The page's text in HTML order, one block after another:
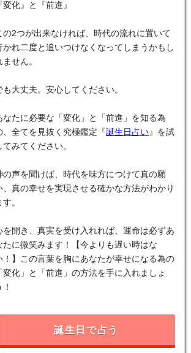
変化』と『前進』
の2つが出来なければ、時代の流れに置いて
かれ二度と追いつけなくなってしまうかもし
ません。
も大丈夫。安心してください。
なたに必要な「変化」と「前進」を知る為
、全てを見抜く究極鑑定『誕生日占い 』を試
てみてください。
の声を聞けば、時代を味方につけて真の願
、真の幸せを実現させる確かな方法がわかり
す。
を開き、真実を受け入れれば、運命は必ずあ
たに微笑みます！【今よりも遅い時はな
！】この言葉を胸にあなたが幸せになる為の
変化」と「前進」の方法を手に入れましょ
！
誕生日で占う